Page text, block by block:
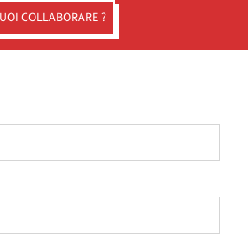
COLLABORARE ?